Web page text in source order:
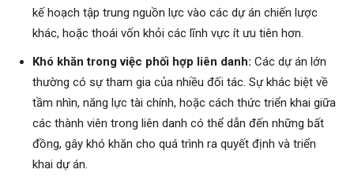
kế hoạch tập trung nguồn lực vào các dự án chiến lược
khác, hoặc thoái vốn khỏi các lĩnh vực ít ưu tiên hơn.
Khó khăn trong việc phối hợp liên danh: Các dự án lớn
thường có sự tham gia của nhiều đối tác. Sự khác biệt về
tầm nhìn, năng lực tài chính, hoặc cách thức triển khai giữa
các thành viên trong liên danh có thể dẫn đến những bất
đồng, gây khó khăn cho quá trình ra quyết định và triển
khai dự án.